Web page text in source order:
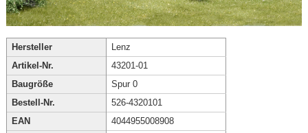
Hersteller
Lenz
Artikel-Nr.
43201-01
Baugröße
Spur 0
Bestell-Nr.
526-4320101
EAN
4044955008908